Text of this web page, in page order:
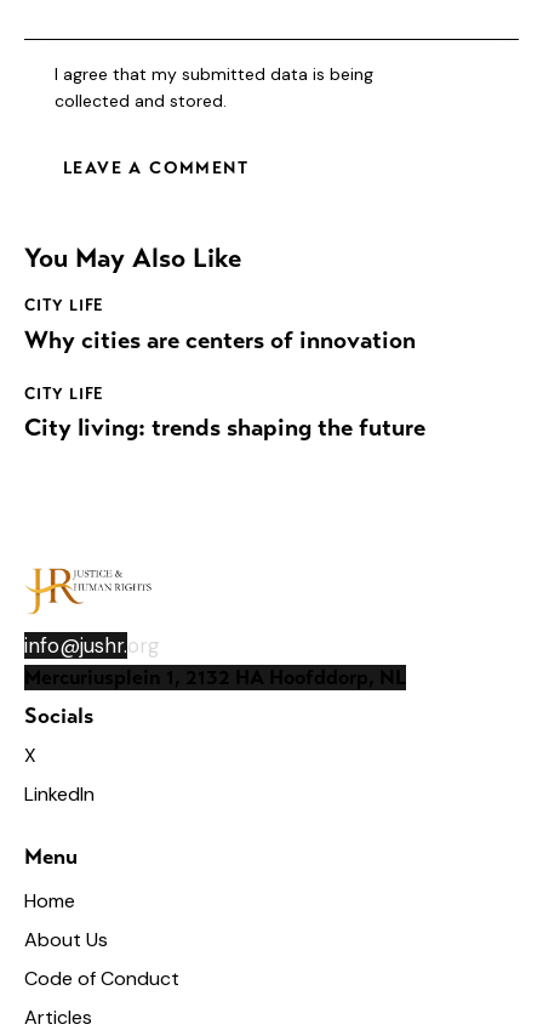
I agree that my submitted data is being
collected and stored.
You May Also Like
CITY LIFE
Why cities are centers of innovation
CITY LIFE
City living: trends shaping the future
info@jushr.org
Mercuriusplein 1, 2132 HA Hoofddorp, NL
Socials
X
LinkedIn
Menu
Home
About Us
Code of Conduct
Articles